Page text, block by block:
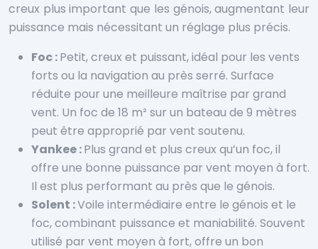
creux plus important que les génois, augmentant leur
puissance mais nécessitant un réglage plus précis.
Foc :Petit, creux et puissant, idéal pour les vents
forts ou la navigation au près serré. Surface
réduite pour une meilleure maîtrise par grand
vent. Un foc de 18 m² sur un bateau de 9 mètres
peut être approprié par vent soutenu.
Yankee :Plus grand et plus creux qu’un foc, il
offre une bonne puissance par vent moyen à fort.
Il est plus performant au près que le génois.
Solent :Voile intermédiaire entre le génois et le
foc, combinant puissance et maniabilité. Souvent
utilisé par vent moyen à fort, offre un bon